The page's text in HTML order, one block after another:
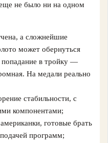
не было ни на одном
а сложнейшие
может обернуться
попадание в тройку —
На медали реально
стабильности, с
компонентами;
готовые брать
программ;